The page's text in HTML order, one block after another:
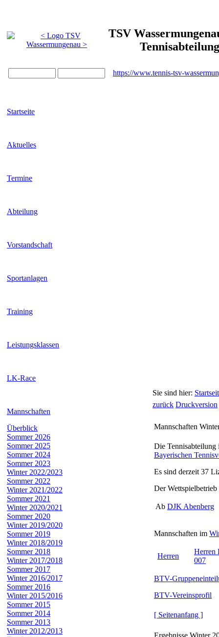
TSV
Tennisabteilung
https://www.tennis-tsv-
Startseite
Aktuelles
Termine
Abteilung
Vorstandschaft
Sportanlagen
Training
Leistungsklassen
LK-Race
Mannschaften
Überblick
Sommer 2026
Sommer 2025
Sommer 2024
Sommer 2023
Winter 2022/2023
Sommer 2022
Winter 2021/2022
Sommer 2021
Winter 2020/2021
Sommer 2020
Winter 2019/2020
Sommer 2019
Winter 2018/2019
Sommer 2018
Winter 2017/2018
Sommer 2017
Winter 2016/2017
Sommer 2016
Winter 2015/2016
Sommer 2015
Sommer 2014
Sommer 2013
Winter 2012/2013
Sie sind hier:
zurück Druckversion
Mannschaften
Die
Bayerischen
Es sind derzeit 37
Der
Ab DJK Abenberg
Mannschaften im
Herren
Herren
007
BTV-
BTV-Vereinsprofil
[ Seitenanfang ]
Ergebnisse Winter